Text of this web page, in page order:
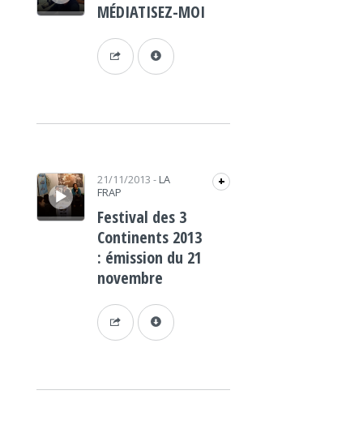
MÉDIATISEZ-MOI
Lecteur audio 21/11/2013 - LA
FRAP
+
Festival des 3
Continents 2013
: émission du 21
novembre